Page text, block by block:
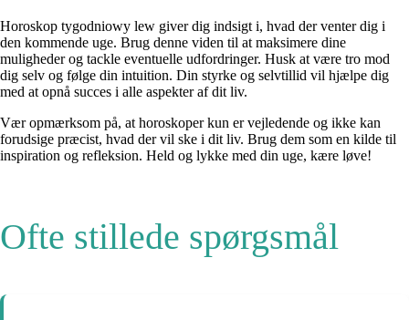
Horoskop tygodniowy lew giver dig indsigt i, hvad der venter dig i
den kommende uge. Brug denne viden til at maksimere dine
muligheder og tackle eventuelle udfordringer. Husk at være tro mod
dig selv og følge din intuition. Din styrke og selvtillid vil hjælpe dig
med at opnå succes i alle aspekter af dit liv.
Vær opmærksom på, at horoskoper kun er vejledende og ikke kan
forudsige præcist, hvad der vil ske i dit liv. Brug dem som en kilde til
inspiration og refleksion. Held og lykke med din uge, kære løve!
Ofte stillede spørgsmål